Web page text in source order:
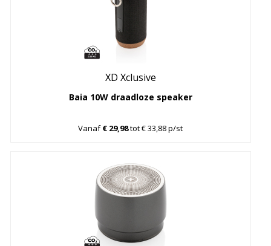
XD Xclusive
Baia 10W draadloze speaker
Vanaf€ 29,98tot € 33,88 p/st